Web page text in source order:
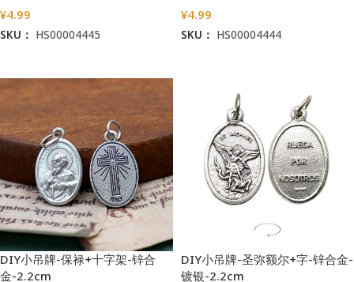
¥4.99
SKU： HS00004445
¥4.99
SKU： HS00004444
DIY小吊牌-保禄+十字架-锌合
金-2.2cm
DIY小吊牌-圣弥额尔+字-锌合金-
镀银-2.2cm